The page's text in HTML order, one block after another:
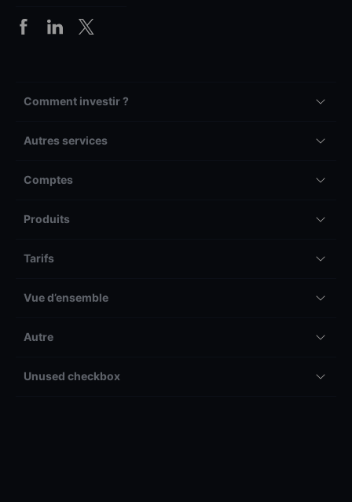
Comment investir ?
Autres services
Comptes
Produits
Tarifs
Vue d’ensemble
Autre
Unused checkbox